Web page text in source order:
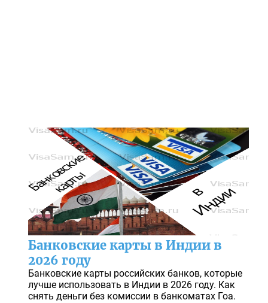
Банковские карты в Индии в
2026 году
Банковские карты российских банков, которые
лучше использовать в Индии в 2026 году. Как
снять деньги без комиссии в банкоматах Гоа.